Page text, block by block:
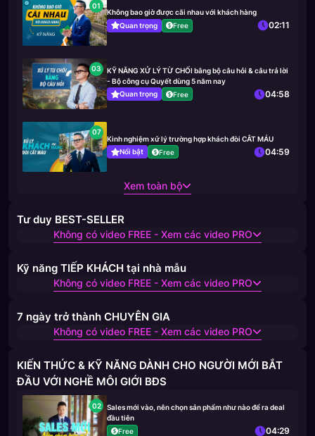
01
Không bao giờ được cãi nhau với khách hàng
Quan trọng
Free 02:11
03
KỸ NĂNG XỬ LÝ TỪ CHỐI bằng bộ câu hỏi & câu trả lời
- Bộ công cụ Quyết dùng 5 năm nay
Quan trọng
Free 04:58
07
Kinh nghiệm xử lý trường hợp khách đòi CẮT MÁU
Nổi bật
Free 04:59
Xem toàn bộ
Tư duy BEST-SELLER
Không có video FREE - Xem các video PRO
Kỹ năng TIẾP KHÁCH tại nhà mẫu
Không có video FREE - Xem các video PRO
7 ngày trở thành CHUYÊN GIA
Không có video FREE - Xem các video PRO
KIẾN THỨC & KỸ NĂNG DÀNH CHO NGƯỜI MỚI BẮT
ĐẦU VỚI NGHỀ MÔI GIỚI BĐS
02
Sales mới vào, nên chọn sản phẩm như nào để ra deal
đầu tiên
Free
04:29